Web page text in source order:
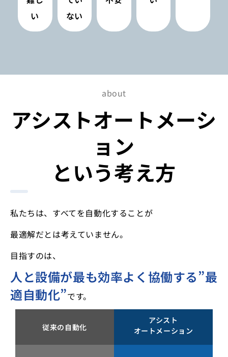
い
ない
about
アシストオートメーシ
ョン
という考え方
私たちは、すべてを自動化することが
最適解だとは考えていません。
目指すのは、
人と設備が最も効率よく協働する”最
適自動化”です。
従来の自動化
アシスト
オートメーション